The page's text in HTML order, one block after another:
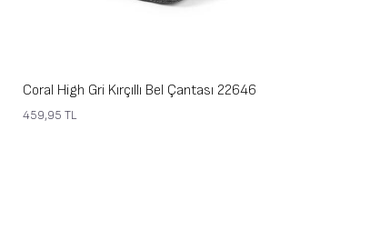
Coral High Gri Kırçıllı Bel Çantası 22646
459,95 TL